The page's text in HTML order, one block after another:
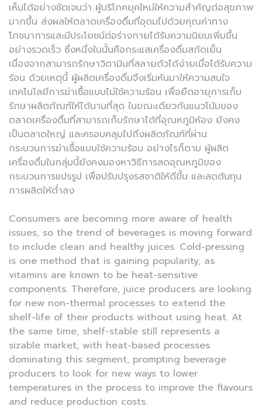
เห็นได้อย่างชัดเจนว่า ผู้บริโภคยุคใหม่ให้ความสำคัญต่อสุขภาพ
มากขึ้น ส่งผลให้ตลาดเครื่องดื่มที่อุดมไปด้วยคุณค่าทาง
โภชนาการและมีประโยชน์ต่อร่างกายได้รับความนิยมเพิ่มขึ้น
อย่างรวดเร็ว ซึ่งหนึ่งในนั้นคือกระแสเครื่องดื่มสกัดเย็น
เนื่องจากสามารถรักษาวิตามินที่สลายตัวได้ง่ายเมื่อได้รับความ
ร้อน ด้วยเหตุนี้ ผู้ผลิตเครื่องดื่มจึงเริ่มหันมาให้ความสนใจ
เทคโนโลยีการฆ่าเชื้อแบบไม่ใช้ความร้อน เพื่อยืดอายุการเก็บ
รักษาผลิตภัณฑ์ให้ได้นานที่สุด ในขณะเดียวกันแนวโน้มของ
ตลาดเครื่องดื่มที่สามารถเก็บรักษาได้ที่อุณหภูมิห้อง ยังคง
เป็นตลาดใหญ่ และครอบคลุมไปถึงผลิตภัณฑ์ที่ผ่าน
กระบวนการฆ่าเชื้อแบบใช้ความร้อน อย่างไรก็ตาม ผู้ผลิต
เครื่องดื่มในกลุ่มนี้ยังคงมองหาวิธีการลดอุณหภูมิของ
กระบวนการแปรรูป เพื่อปรับปรุงรสชาติให้ดีขึ้น และลดต้นทุน
การผลิตให้ต่ำลง
Consumers are becoming more aware of health
issues, so the trend of beverages is moving forward
to include clean and healthy juices. Cold-pressing
is one method that is gaining popularity, as
vitamins are known to be heat-sensitive
components. Therefore, juice producers are looking
for new non-thermal processes to extend the
shelf-life of their products without using heat. At
the same time, shelf-stable still represents a
sizable market, with heat-based processes
dominating this segment, prompting beverage
producers to look for new ways to lower
temperatures in the process to improve the flavours
and reduce production costs.